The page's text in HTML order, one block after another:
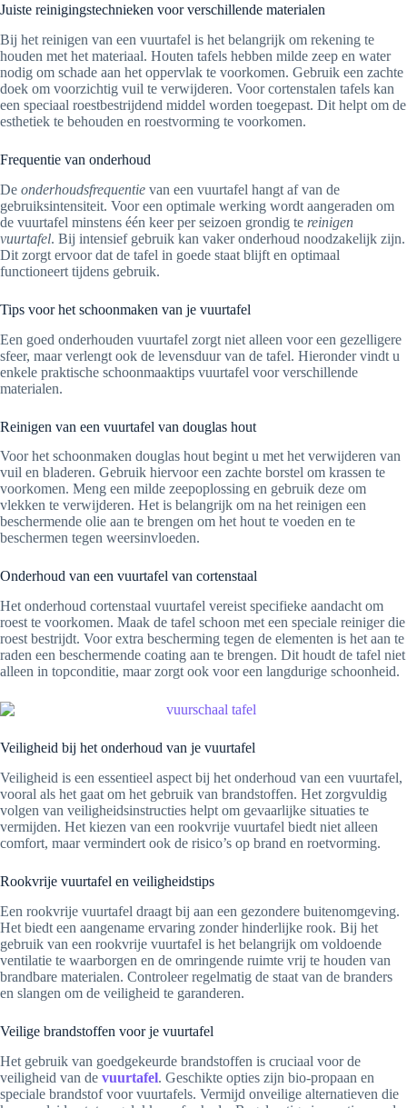
Juiste reinigingstechnieken voor verschillende materialen
Bij het reinigen van een vuurtafel is het belangrijk om rekening te
houden met het materiaal. Houten tafels hebben milde zeep en water
nodig om schade aan het oppervlak te voorkomen. Gebruik een zachte
doek om voorzichtig vuil te verwijderen. Voor cortenstalen tafels kan
een speciaal roestbestrijdend middel worden toegepast. Dit helpt om de
esthetiek te behouden en roestvorming te voorkomen.
Frequentie van onderhoud
De onderhoudsfrequentie van een vuurtafel hangt af van de
gebruiksintensiteit. Voor een optimale werking wordt aangeraden om
de vuurtafel minstens één keer per seizoen grondig te reinigen
vuurtafel. Bij intensief gebruik kan vaker onderhoud noodzakelijk zijn.
Dit zorgt ervoor dat de tafel in goede staat blijft en optimaal
functioneert tijdens gebruik.
Tips voor het schoonmaken van je vuurtafel
Een goed onderhouden vuurtafel zorgt niet alleen voor een gezelligere
sfeer, maar verlengt ook de levensduur van de tafel. Hieronder vindt u
enkele praktische schoonmaaktips vuurtafel voor verschillende
materialen.
Reinigen van een vuurtafel van douglas hout
Voor het schoonmaken douglas hout begint u met het verwijderen van
vuil en bladeren. Gebruik hiervoor een zachte borstel om krassen te
voorkomen. Meng een milde zeepoplossing en gebruik deze om
vlekken te verwijderen. Het is belangrijk om na het reinigen een
beschermende olie aan te brengen om het hout te voeden en te
beschermen tegen weersinvloeden.
Onderhoud van een vuurtafel van cortenstaal
Het onderhoud cortenstaal vuurtafel vereist specifieke aandacht om
roest te voorkomen. Maak de tafel schoon met een speciale reiniger die
roest bestrijdt. Voor extra bescherming tegen de elementen is het aan te
raden een beschermende coating aan te brengen. Dit houdt de tafel niet
alleen in topconditie, maar zorgt ook voor een langdurige schoonheid.
Veiligheid bij het onderhoud van je vuurtafel
Veiligheid is een essentieel aspect bij het onderhoud van een vuurtafel,
vooral als het gaat om het gebruik van brandstoffen. Het zorgvuldig
volgen van veiligheidsinstructies helpt om gevaarlijke situaties te
vermijden. Het kiezen van een rookvrije vuurtafel biedt niet alleen
comfort, maar vermindert ook de risico’s op brand en roetvorming.
Rookvrije vuurtafel en veiligheidstips
Een rookvrije vuurtafel draagt bij aan een gezondere buitenomgeving.
Het biedt een aangename ervaring zonder hinderlijke rook. Bij het
gebruik van een rookvrije vuurtafel is het belangrijk om voldoende
ventilatie te waarborgen en de omringende ruimte vrij te houden van
brandbare materialen. Controleer regelmatig de staat van de branders
en slangen om de veiligheid te garanderen.
Veilige brandstoffen voor je vuurtafel
Het gebruik van goedgekeurde brandstoffen is cruciaal voor de
veiligheid van de vuurtafel. Geschikte opties zijn bio-propaan en
speciale brandstof voor vuurtafels. Vermijd onveilige alternatieven die